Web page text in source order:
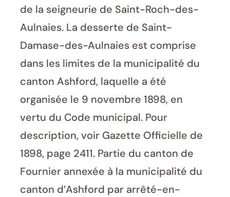
de la seigneurie de Saint-Roch-des-
Aulnaies. La desserte de Saint-
Damase-des-Aulnaies est comprise
dans les limites de la municipalité du
canton Ashford, laquelle a été
organisée le 9 novembre 1898, en
vertu du Code municipal. Pour
description, voir Gazette Officielle de
1898, page 2411. Partie du canton de
Fournier annexée à la municipalité du
canton d’Ashford par arrêté-en-